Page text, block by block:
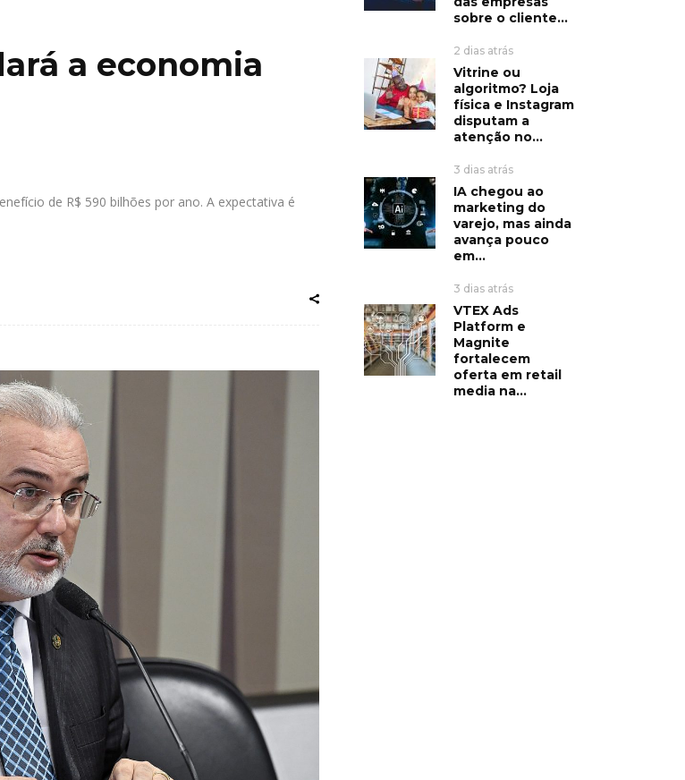
a economia
de R$ 590 bilhões por ano. A expectativa é
sobre o cliente...
2 dias atrás
Vitrine ou
algoritmo? Loja
física e Instagram
disputam a
atenção no...
3 dias atrás
IA chegou ao
marketing do
varejo, mas ainda
avança pouco
em...
3 dias atrás
VTEX Ads
Platform e
Magnite
fortalecem
oferta em retail
media na...